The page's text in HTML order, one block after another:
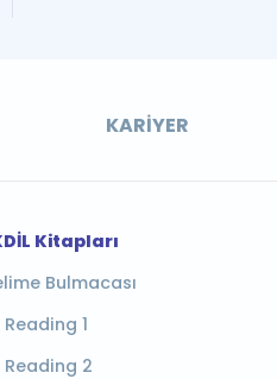
KARIYER
Kitapları
Bulmacası
1
2